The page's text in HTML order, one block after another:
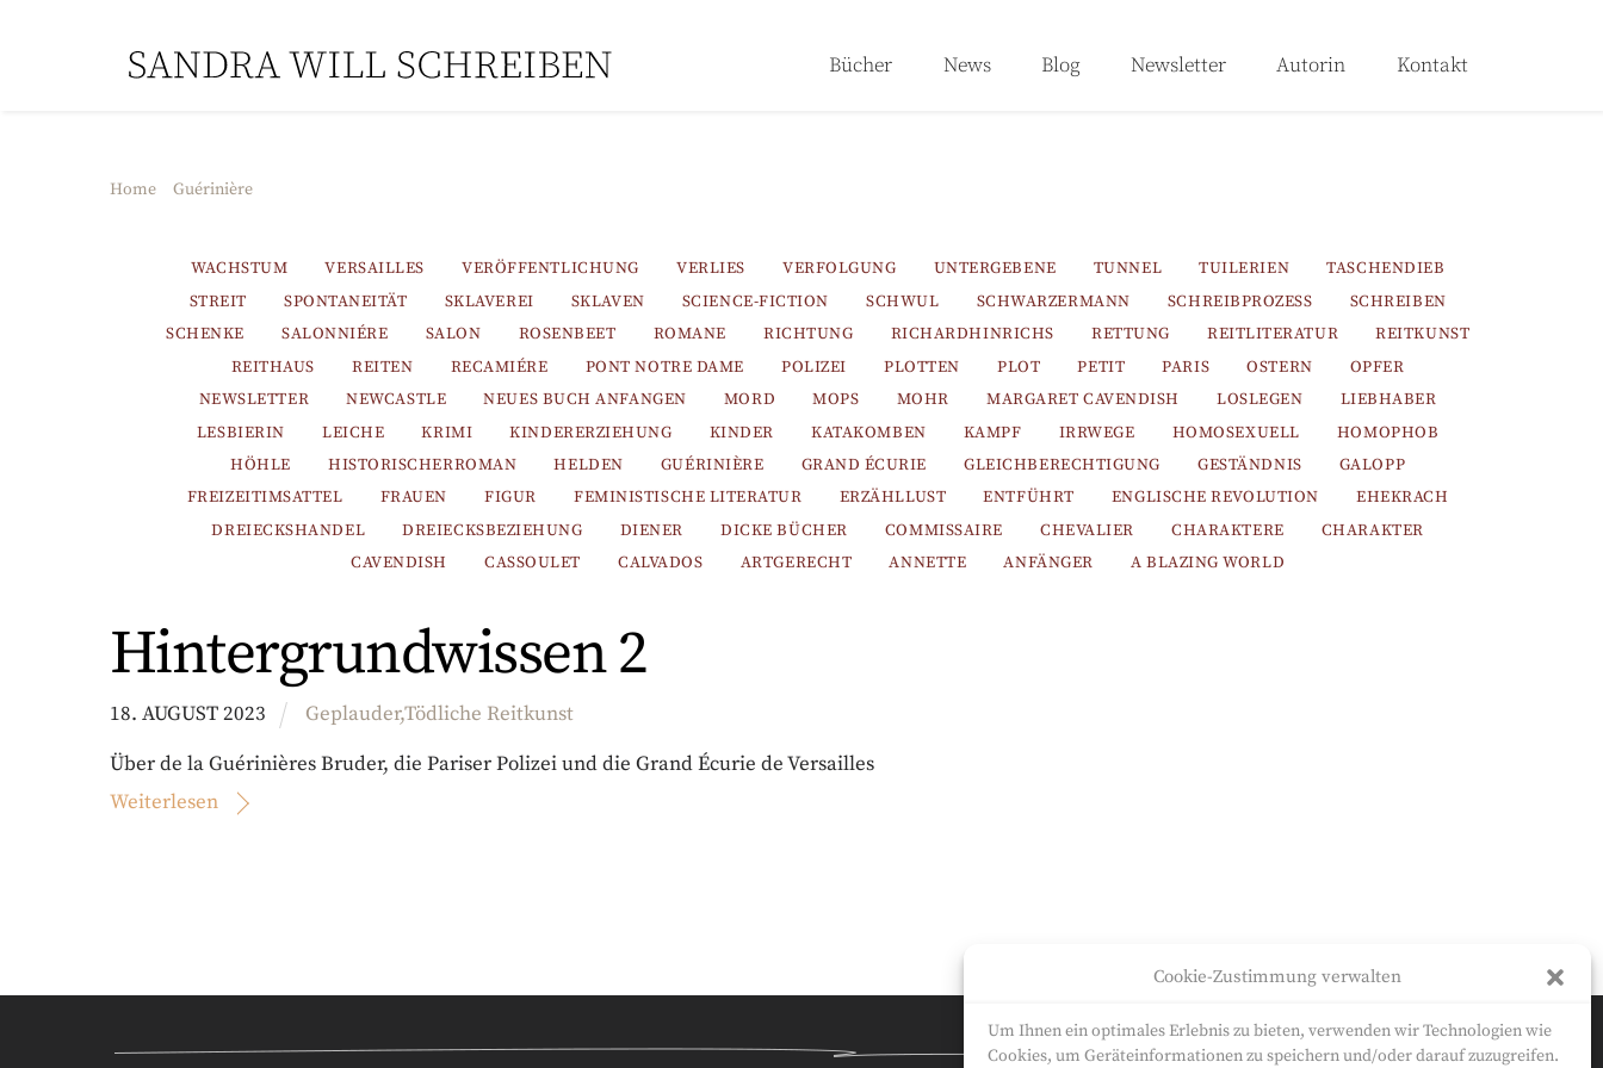
Cookie-Zustimmung verwalten
Um Ihnen ein optimales Erlebnis zu bieten, verwenden wir Technologien wie
Cookies, um Geräteinformationen zu speichern und/oder darauf zuzugreifen.
Bücher News Blog Newsletter Autorin Kontakt
Home Guérinière
WACHSTUM VERSAILLES VERÖFFENTLICHUNG VERLIES VERFOLGUNG UNTERGEBENE TUNNEL TUILERIEN
TASCHENDIEB
STREIT
SPONTANEITÄT SKLAVEREI SKLAVEN SCIENCE-FICTION SCHWUL SCHWARZERMANN SCHREIBPROZESS
SCHREIBEN
SCHENKE
SALONNIÉRE SALON ROSENBEET ROMANE RICHTUNG RICHARDHINRICHS RETTUNG REITLITERATUR
REITKUNST
REITHAUS
REITEN RECAMIÉRE PONT NOTRE DAME POLIZEI PLOTTEN PLOT PETIT PARIS OSTERN
OPFER
NEWSLETTER
NEWCASTLE NEUES BUCH ANFANGEN MORD MOPS MOHR MARGARET CAVENDISH LOSLEGEN
LIEBHABER
LESBIERIN
LEICHE KRIMI KINDERERZIEHUNG KINDER KATAKOMBEN KAMPF IRRWEGE HOMOSEXUELL
HOMOPHOB
HÖHLE
HISTORISCHERROMAN HELDEN GUÉRINIÈRE GRAND ÉCURIE GLEICHBERECHTIGUNG GESTÄNDNIS
GALOPP
FREIZEITIMSATTEL
FRAUEN FIGUR FEMINISTISCHE LITERATUR ERZÄHLLUST ENTFÜHRT ENGLISCHE REVOLUTION
EHEKRACH
DREIECKSHANDEL
DREIECKSBEZIEHUNG DIENER DICKE BÜCHER COMMISSAIRE CHEVALIER CHARAKTERE
CHARAKTER
CAVENDISH
CASSOULET CALVADOS ARTGERECHT ANNETTE ANFÄNGER A BLAZING WORLD
Hintergrundwissen 2
18. AUGUST2023 Geplauder,Tödliche Reitkunst
Über de la Guérinières Bruder, die Pariser Polizei und die Grand Écurie de Versailles
Weiterlesen